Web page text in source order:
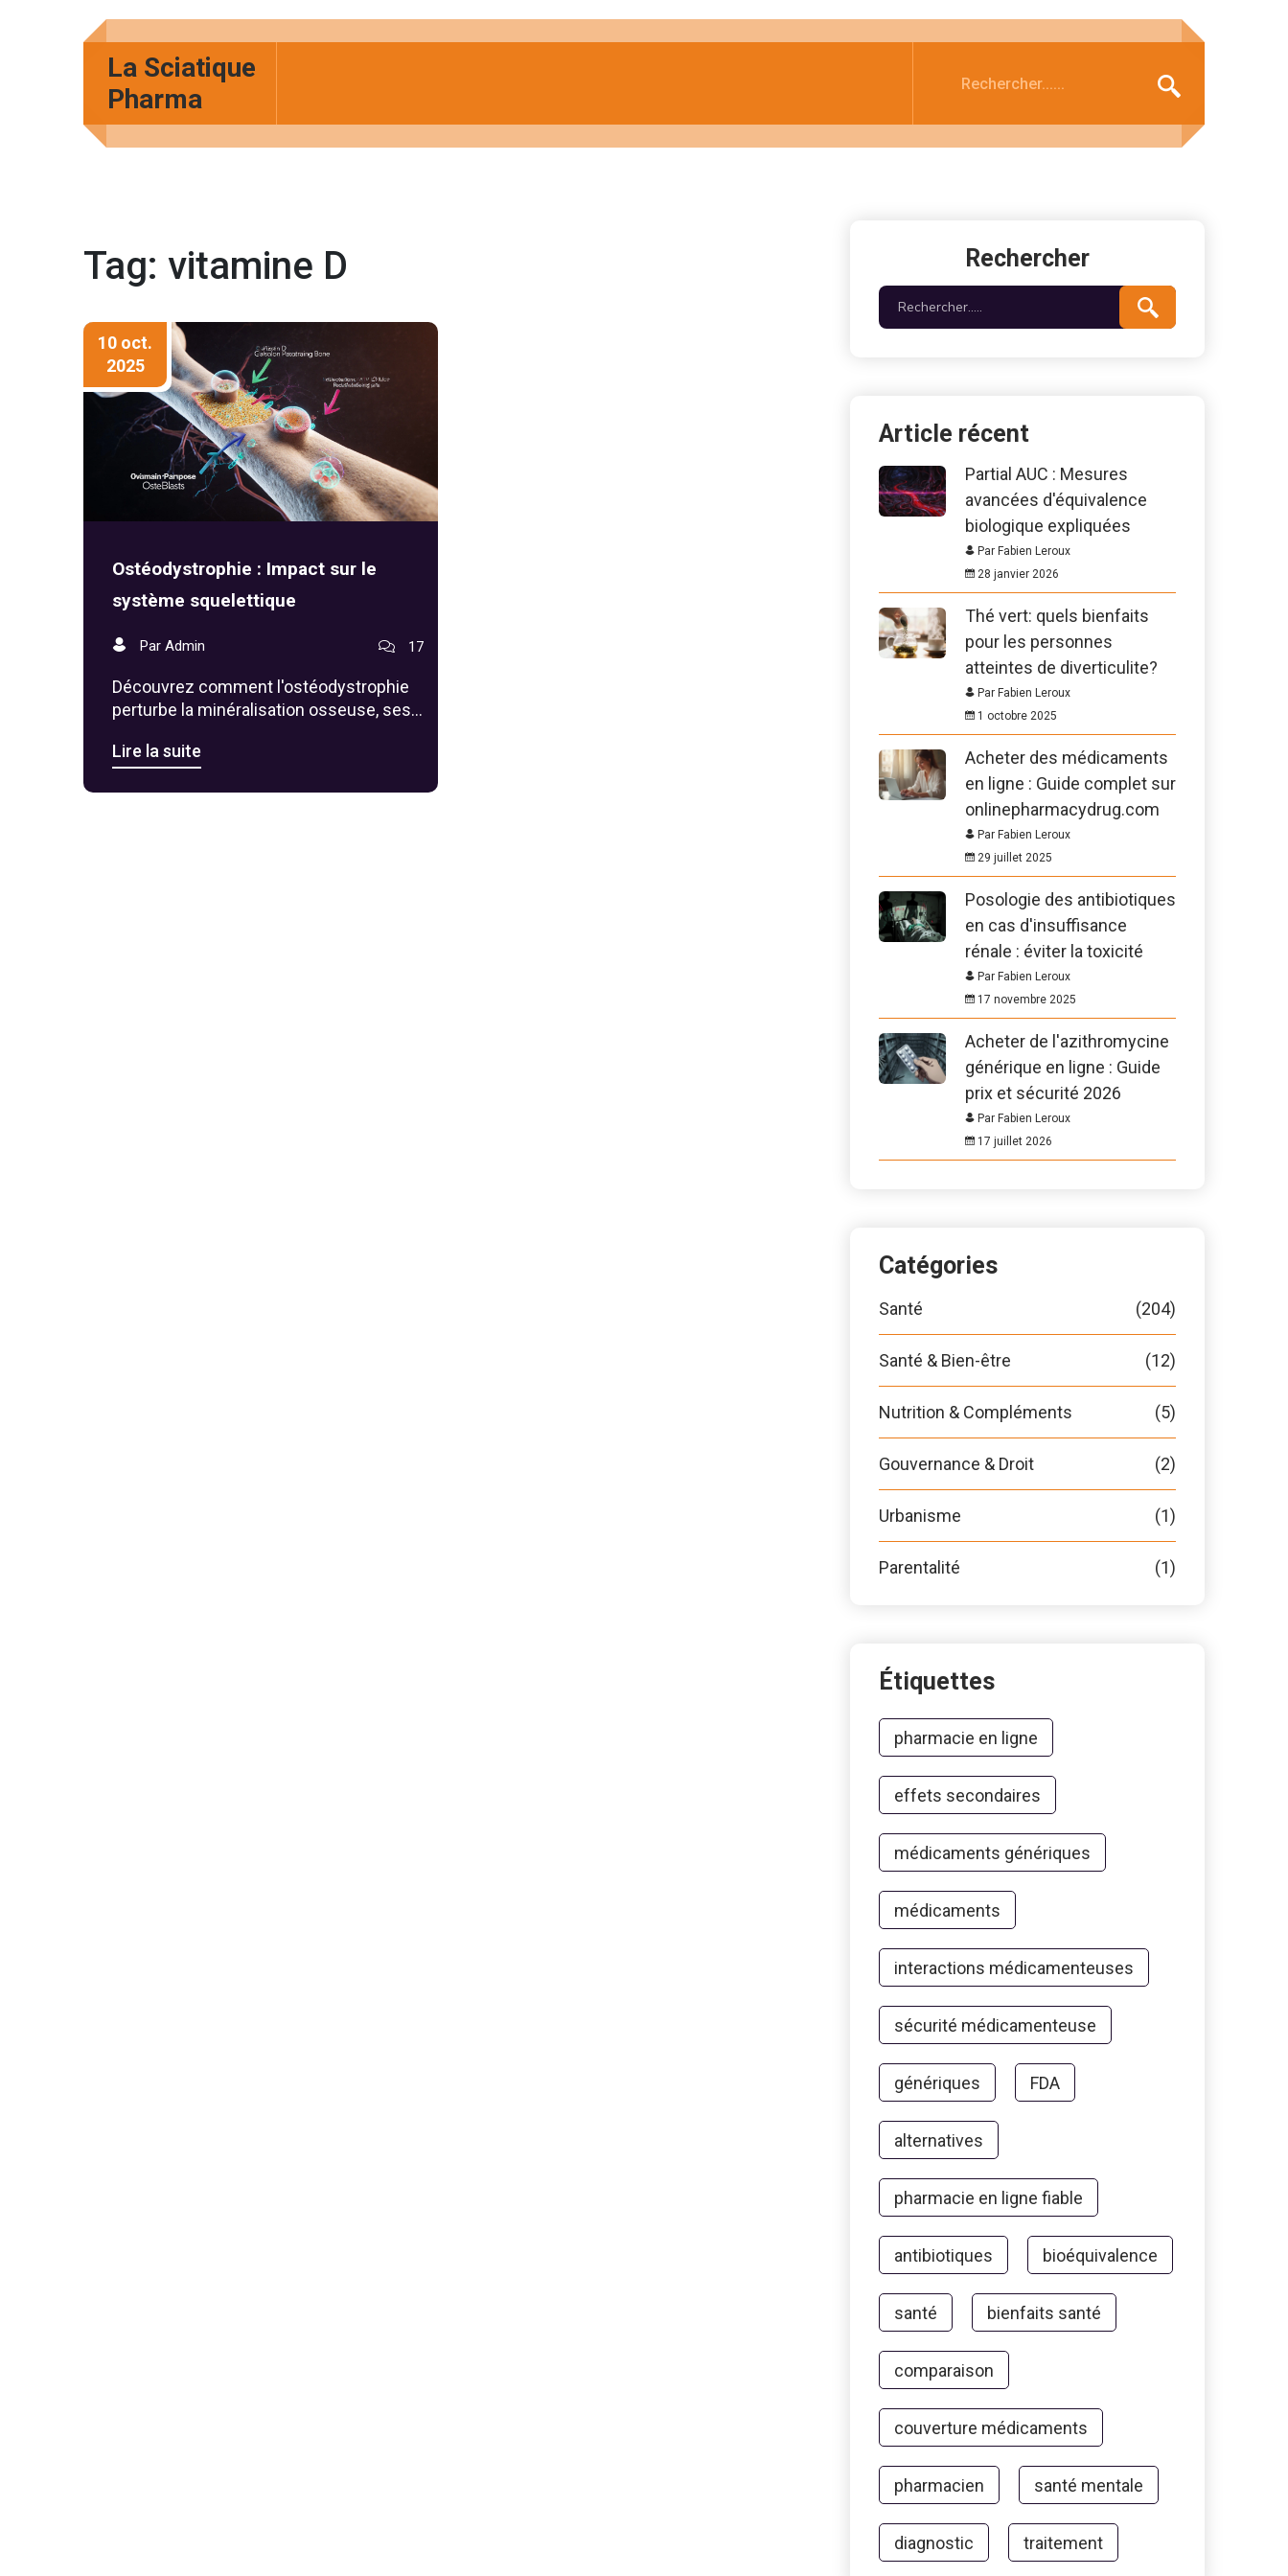
La Sciatique
Pharma
Tag: vitamine D
10 oct.
2025
Ostéodystrophie : Impact sur le
système squelettique
Par Admin 17
Découvrez comment l'ostéodystrophie
perturbe la minéralisation osseuse, ses
stratégies de prise en charge.
Lire la suite
Rechercher
Article récent
Partial AUC : Mesures
avancées d'équivalence
biologique expliquées
Par Fabien Leroux
28 janvier 2026
Thé vert: quels bienfaits
pour les personnes
atteintes de diverticulite?
Par Fabien Leroux
1 octobre 2025
Acheter des médicaments
en ligne : Guide complet sur
onlinepharmacydrug.com
Par Fabien Leroux
29 juillet 2025
Posologie des antibiotiques
en cas d'insuffisance
rénale : éviter la toxicité
Par Fabien Leroux
17 novembre 2025
Acheter de l'azithromycine
générique en ligne : Guide
prix et sécurité 2026
Par Fabien Leroux
17 juillet 2026
Catégories
Santé (204)
Santé & Bien-être (12)
Nutrition & Compléments (5)
Gouvernance & Droit (2)
Urbanisme (1)
Parentalité (1)
Étiquettes
pharmacie en ligne
effets secondaires
médicaments génériques
médicaments
interactions médicamenteuses
sécurité médicamenteuse
génériques FDA
alternatives
pharmacie en ligne fiable
antibiotiques bioéquivalence
santé bienfaits santé
comparaison
couverture médicaments
pharmacien santé mentale
diagnostic traitement